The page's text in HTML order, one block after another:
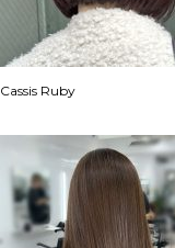
Cassis Ruby